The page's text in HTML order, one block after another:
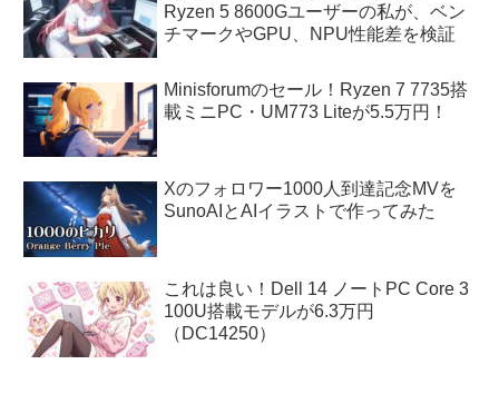
Ryzen 5 8600Gユーザーの私が、ベン
チマークやGPU、NPU性能差を検証
Minisforumのセール！Ryzen 7 7735搭
載ミニPC・UM773 Liteが5.5万円！
Xのフォロワー1000人到達記念MVを
SunoAIとAIイラストで作ってみた
これは良い！Dell 14 ノートPC Core 3
100U搭載モデルが6.3万円
（DC14250）